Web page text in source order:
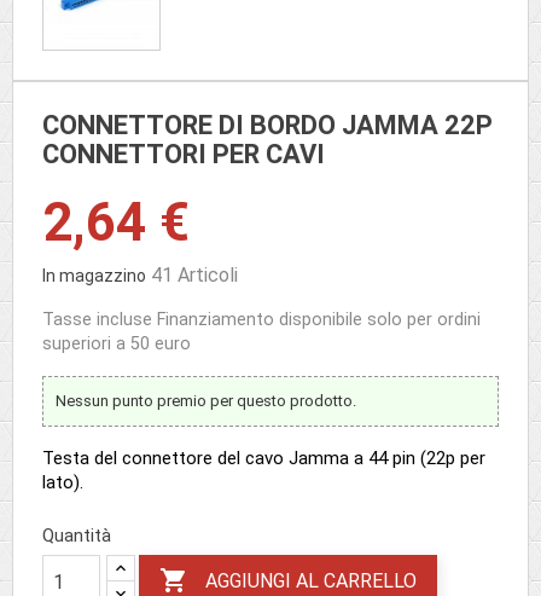
CONNETTORE DI BORDO JAMMA 22P
CONNETTORI PER CAVI
2,64 €
In magazzino 41 Articoli
Tasse incluse Finanziamento disponibile solo per ordini
superiori a 50 euro
Nessun punto premio per questo prodotto.
Testa del connettore del cavo Jamma a 44 pin (22p per
lato).
Quantità
 AGGIUNGI AL CARRELLO